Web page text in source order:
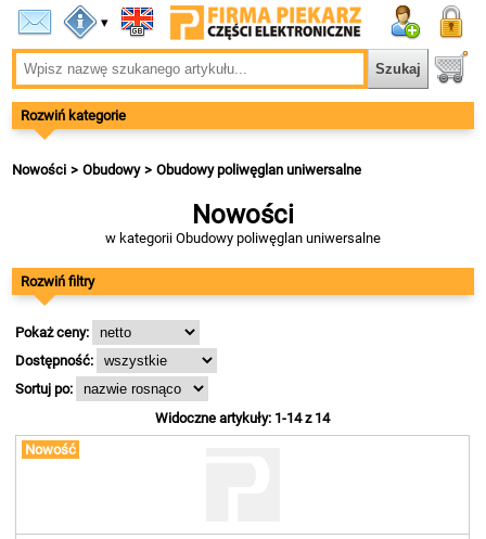
▾
Rozwiń kategorie
Nowości Obudowy Obudowy poliwęglan uniwersalne
Nowości
w kategorii Obudowy poliwęglan uniwersalne
Rozwiń filtry
Pokaż ceny:
Dostępność:
Sortuj po:
Widoczne artykuły: 1-14 z 14
Nowość